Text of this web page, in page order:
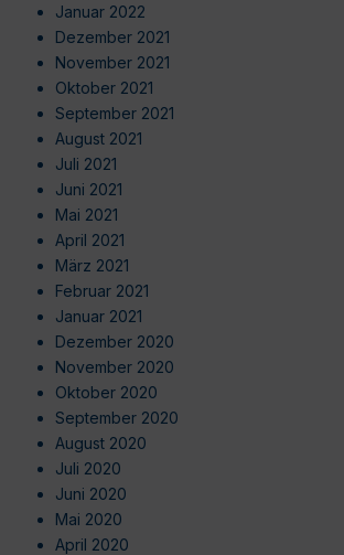
Januar 2022
Dezember 2021
November 2021
Oktober 2021
September 2021
August 2021
Juli 2021
Juni 2021
Mai 2021
April 2021
März 2021
Februar 2021
Januar 2021
Dezember 2020
November 2020
Oktober 2020
September 2020
August 2020
Juli 2020
Juni 2020
Mai 2020
April 2020